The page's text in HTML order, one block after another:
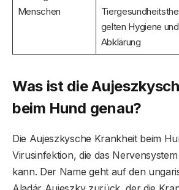
Menschen
gelten Hygiene
Abklärung
Was ist die
beim Hund genau?
Die Aujeszkysche Krankheit beim
Virusinfektion, die das
kann. Der Name geht auf den